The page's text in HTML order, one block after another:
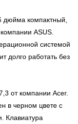
дюйма компактный,
ASUS.
системой
долго работать без
от компании Acer.
в черном цвете с
Клавиатура